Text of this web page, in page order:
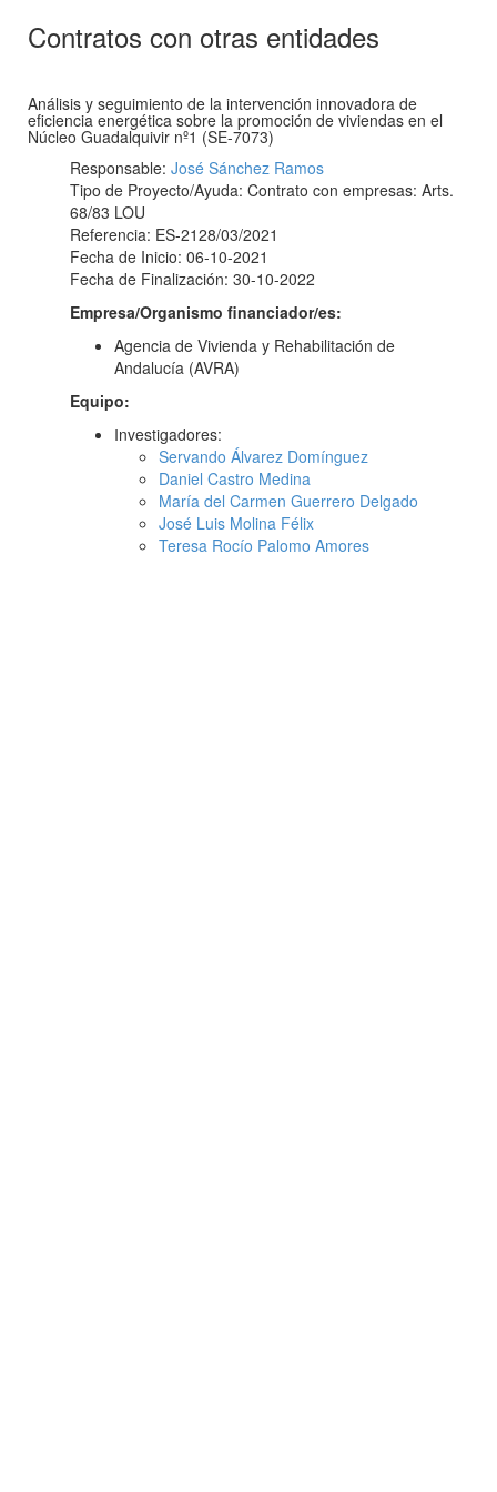
Contratos con otras entidades
Análisis y seguimiento de la intervención innovadora de
eficiencia energética sobre la promoción de viviendas en el
Núcleo Guadalquivir nº1 (SE-7073)
Responsable: José Sánchez Ramos
Tipo de Proyecto/Ayuda: Contrato con empresas: Arts.
68/83 LOU
Referencia: ES-2128/03/2021
Fecha de Inicio: 06-10-2021
Fecha de Finalización: 30-10-2022
Empresa/Organismo financiador/es:
Agencia de Vivienda y Rehabilitación de
Andalucía (AVRA)
Equipo:
Investigadores:
Servando Álvarez Domínguez
Daniel Castro Medina
María del Carmen Guerrero Delgado
José Luis Molina Félix
Teresa Rocío Palomo Amores